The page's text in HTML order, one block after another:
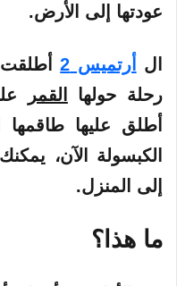
عودتها إلى الأرض.
ال أرتميس 2
أطلقت
رحلة حولها القمر
أطلق عليها طاقمها
الكبسولة الآن،
إلى المنزل.
ما هذا؟